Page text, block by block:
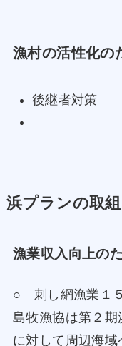
漁村の活性化の
後継者対策
浜プランの取
漁業収入向上の
○ 刺し網漁業１
島牧漁協は第２
に対して周辺海